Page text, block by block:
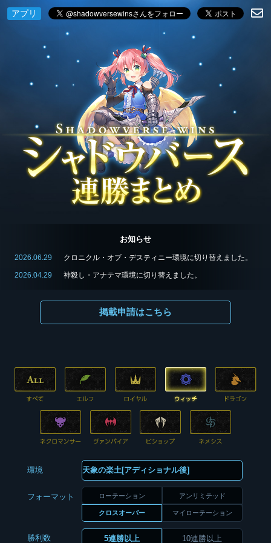
アプリ
お知らせ
2026.06.29 クロニクル・オブ・デスティニー環境に切り替えました。
2026.04.29 神殺し・アナテマ環境に切り替えました。
掲載申請はこちら
環境
フォーマット ローテーション アンリミテッド
クロスオーバー マイローテーション
勝利数 5連勝以上 10連勝以上